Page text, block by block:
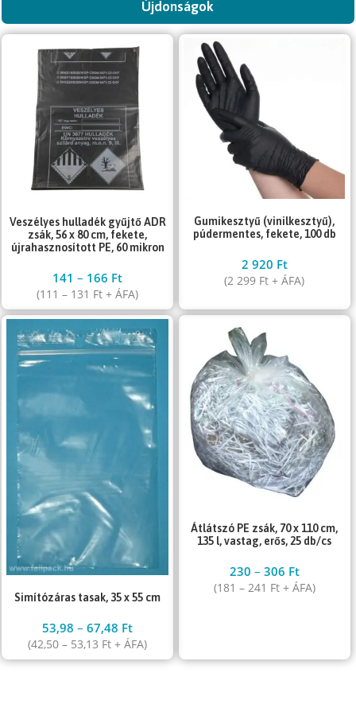
Újdonságok
Veszélyes hulladék gyűjtő ADR
zsák, 56 x 80 cm, fekete,
újrahasznosított PE, 60 mikron
141– 166 Ft
(111– 131 Ft + ÁFA)
Gumikesztyű (vinilkesztyű),
púdermentes, fekete, 100 db
2 920 Ft
(2 299 Ft + ÁFA)
Simítózáras tasak, 35 x 55 cm
53,98–67,48 Ft
(42,50– 53,13 Ft + ÁFA)
Átlátszó PE zsák, 70 x 110 cm,
135 l, vastag, erős, 25 db/cs
230 – 306 Ft
(181 – 241 Ft+ ÁFA)